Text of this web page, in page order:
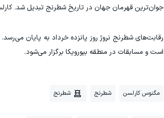
جوان‌ترین قهرمان جهان در تاریخ شطرنج تبدیل شد. کارلسن نیز زمانی که در سال ۲۰۱۳ برای
رقابت‌های شطرنج نروژ روز پانزده خرداد به پایان
است و مسابقات در منطقه بیورویکا برگزار می‌شود.
مگنوس کارلسن شطرنج شطرنج